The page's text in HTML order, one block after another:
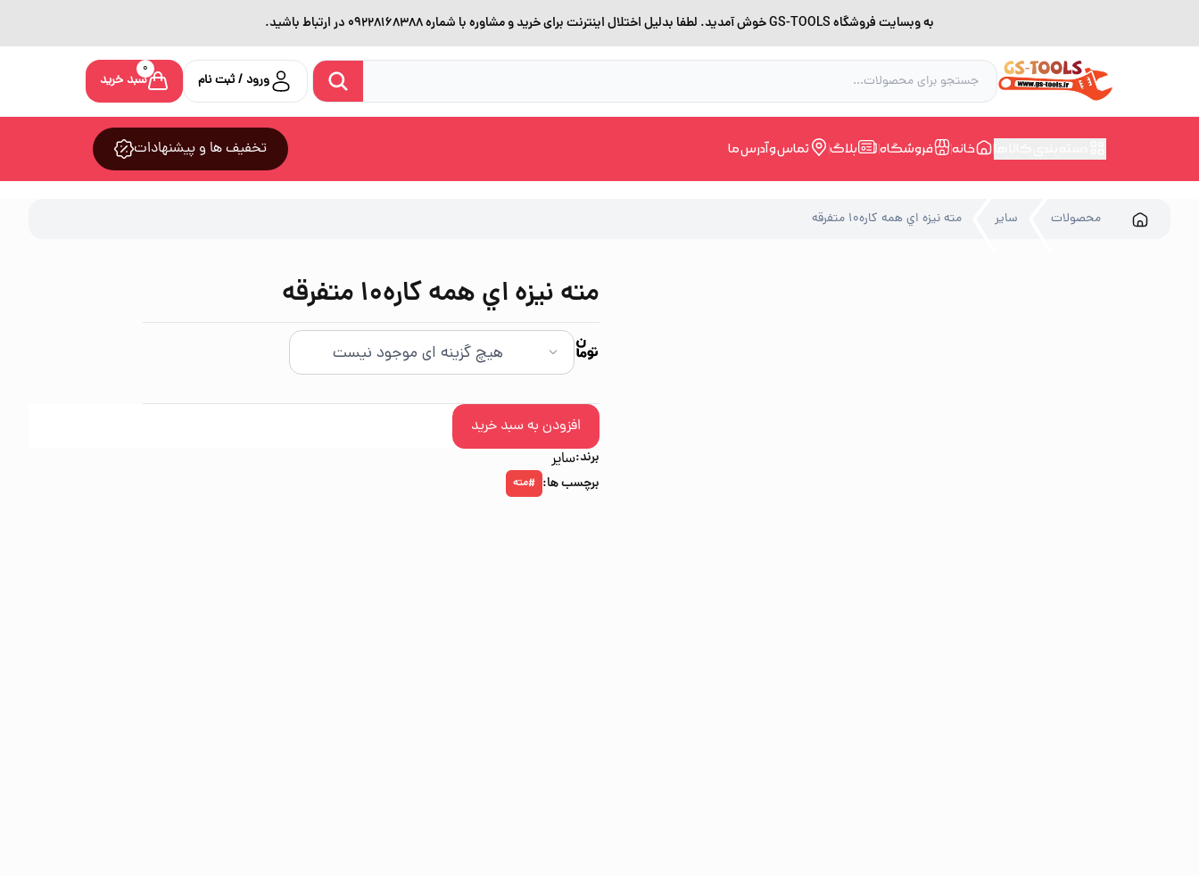
به وبسایت فروشگاه GS-TOOLS خوش آمدید. لطفا بدلیل اختلال اینترنت برای خرید و مشاوره با شماره 09228168388 در ارتباط باشید.
ورود / ثبت نام
0
سبد خرید
خانه فروشگاه بلاگ تماس و آدرس ما تخفیف ها و پیشنهادات
محصولات سایر مته نيزه اي همه کاره10 متفرقه
مته نيزه اي همه کاره10 متفرقه
افزودن به سبد خرید
برند:سایر
برچسب ها: #مته